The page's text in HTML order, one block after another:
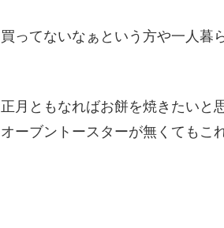
ってないなぁという方や一人暮
月ともなればお餅を焼きたいと
ーブントースターが無くてもこ